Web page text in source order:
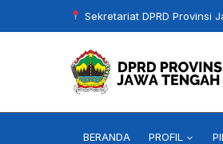
to
Sekretariat DPRD Provinsi
BERANDA PROFIL